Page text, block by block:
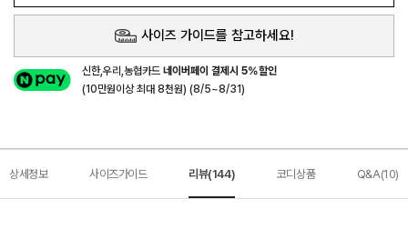
사이즈 가이드를 참고하세요!
신한,우리,농협카드네이버페이 결제시 5%할인
(10만원이상 최대 8천원) (8/5~8/31)
상세정보 사이즈가이드 리뷰(144) 코디상품 Q&A(10)